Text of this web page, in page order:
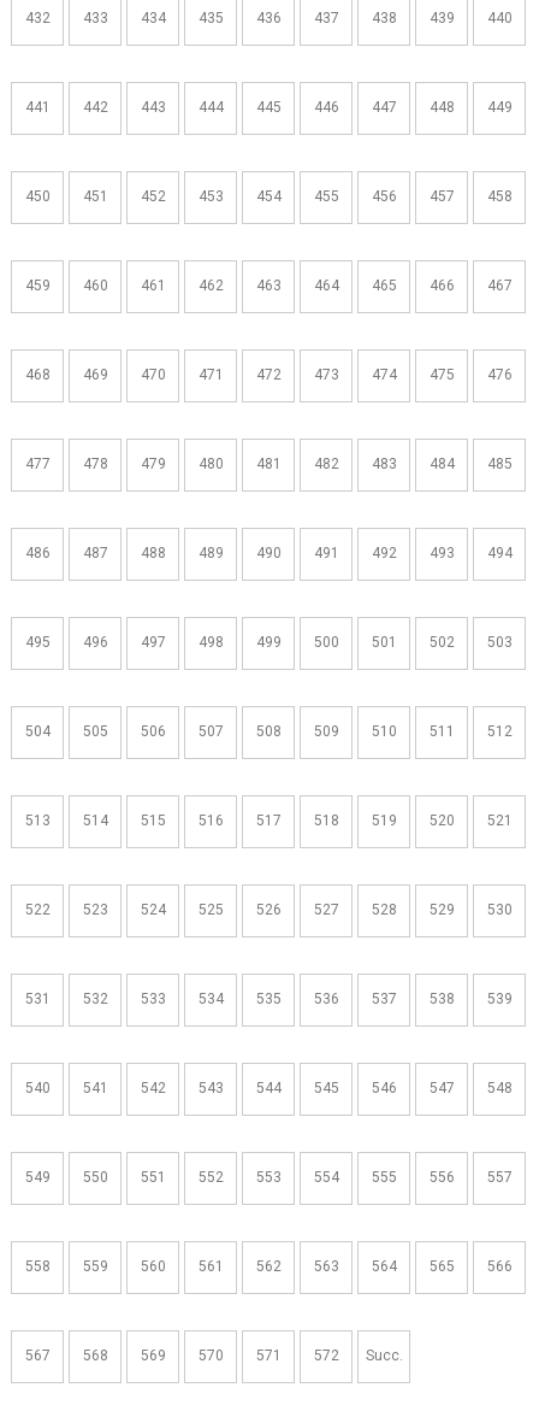
432 433 434 435 436 437 438 439 440
441 442 443 444 445 446 447 448 449
450 451 452 453 454 455 456 457 458
459 460 461 462 463 464 465 466 467
468 469 470 471 472 473 474 475 476
477 478 479 480 481 482 483 484 485
486 487 488 489 490 491 492 493 494
495 496 497 498 499 500 501 502 503
504 505 506 507 508 509 510 511 512
513 514 515 516 517 518 519 520 521
522 523 524 525 526 527 528 529 530
531 532 533 534 535 536 537 538 539
540 541 542 543 544 545 546 547 548
549 550 551 552 553 554 555 556 557
558 559 560 561 562 563 564 565 566
567 568 569 570 571 572 Succ.